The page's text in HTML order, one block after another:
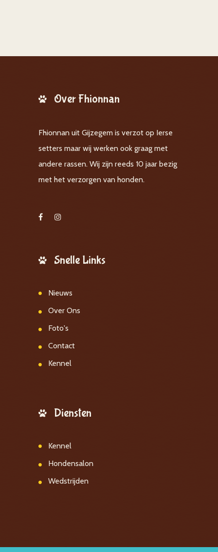
Over Fhionnan
Fhionnan uit Gijzegem is verzot op Ierse
setters maar wij werken ook graag met
andere rassen. Wij zijn reeds 10 jaar bezig
met het verzorgen van honden.
Snelle Links
Nieuws
Over Ons
Foto's
Contact
Kennel
Diensten
Kennel
Hondensalon
Wedstrijden